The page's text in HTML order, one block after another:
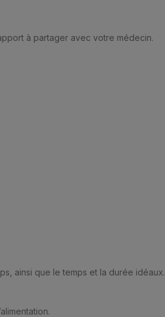
à partager avec votre médecin.
ainsi que le temps et la durée idéaux.